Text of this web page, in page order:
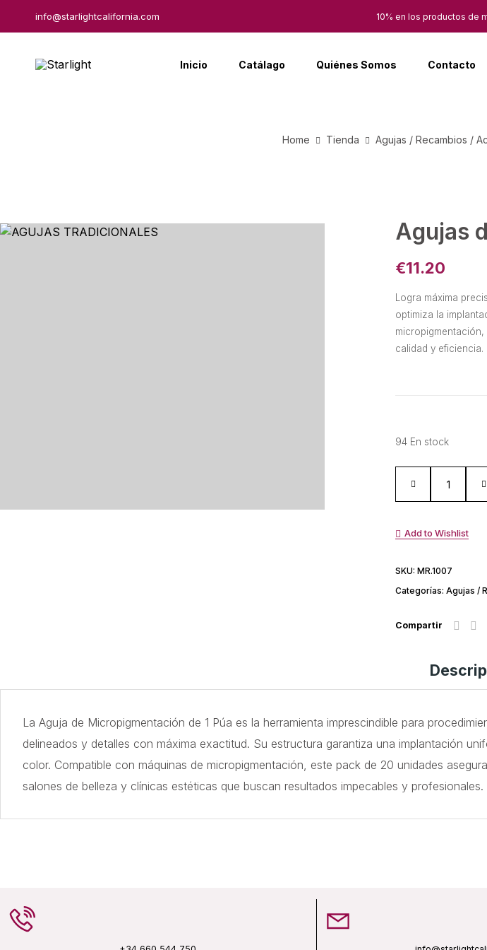
info@starlightcalifornia.com 10% en los productos de
Inicio Catálago Quiénes Somos Contacto
Home Tienda Agujas / Recambios /
Agujas
Logra máxima
optimiza la
calidad y eficiencia.
€11.20
94 En stock
Add to Wishlist
SKU: MR.1007
Categorías: Agujas /
Compartir
La Aguja de Micropigmentación de 1 Púa es la herramienta imprescindible para
delineados y detalles con máxima exactitud. Su estructura garantiza una implantación
color. Compatible con máquinas de micropigmentación, este pack de 20 unidades
salones de belleza y clínicas estéticas que buscan resultados impecables y